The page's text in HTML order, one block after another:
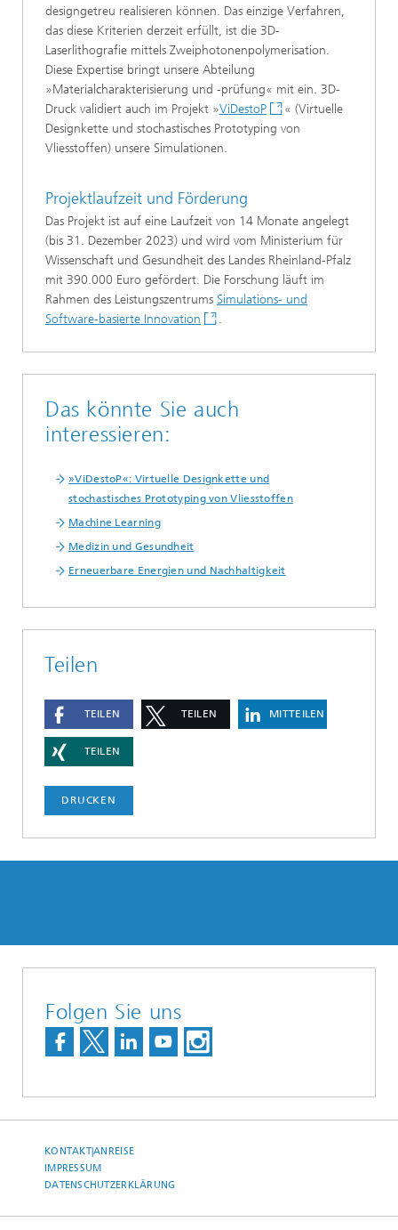
designgetreu realisieren können. Das einzige Verfahren,
das diese Kriterien derzeit erfüllt, ist die 3D-
Laserlithografie mittels Zweiphotonenpolymerisation.
Diese Expertise bringt unsere Abteilung
»Materialcharakterisierung und -prüfung« mit ein. 3D-
Druck validiert auch im Projekt »ViDestoP
« (Virtuelle
Designkette und stochastisches Prototyping von
Vliesstoffen) unsere Simulationen.
Projektlaufzeit und Förderung
Das Projekt ist auf eine Laufzeit von 14 Monate angelegt
(bis 31. Dezember 2023) und wird vom Ministerium für
Wissenschaft und Gesundheit des Landes Rheinland-Pfalz
mit 390.000 Euro gefördert. Die Forschung läuft im
Rahmen des Leistungszentrums Simulations- und
Software-basierte Innovation
.
Das könnte Sie auch
interessieren:
»ViDestoP«: Virtuelle Designkette und
stochastisches Prototyping von Vliesstoffen
Machine Learning
Medizin und Gesundheit
Erneuerbare Energien und Nachhaltigkeit
Teilen
TEILEN TEILEN MITTEILEN
TEILEN
DRUCKEN
Folgen Sie uns
KONTAKT|ANREISE
IMPRESSUM
DATENSCHUTZERKLÄRUNG